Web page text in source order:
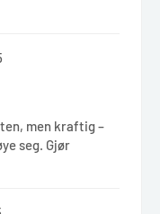
men kraftig –
seg. Gjør